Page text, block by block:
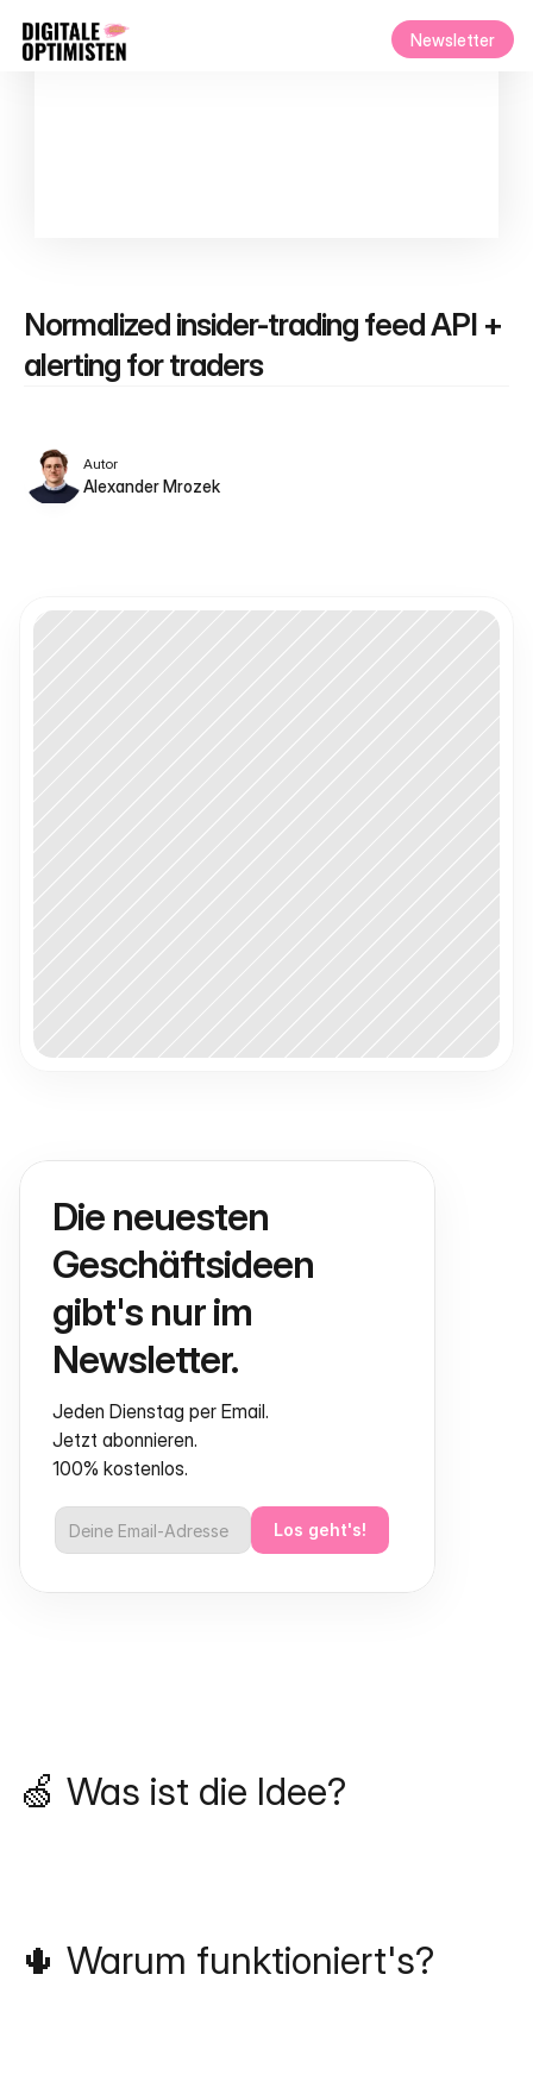
Newsletter
Normalized insider-trading feed API +
alerting for traders
Autor
Alexander Mrozek
🍏 Was ist die Idee?
🌵 Warum funktioniert's?
Die neuesten
Geschäftsideen
gibt's nur im
Newsletter.
Jeden Dienstag per Email.
Jetzt abonnieren.
100% kostenlos.
Los geht's!